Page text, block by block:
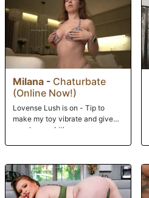
Milana - Chaturbate
(Online Now!)
Lovense Lush is on - Tip to
make my toy vibrate and give
me pleasure! #lovense